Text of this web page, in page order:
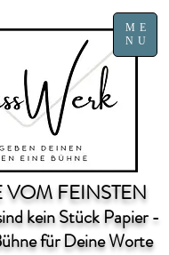
VOM FEINSTEN
kein Stück Papier -
für Deine Worte
ME
NU